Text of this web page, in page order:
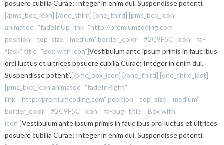
posuere cubilia Curae; Integer in enim dui. Suspendisse potenti.
[/pmc_box_icon] [/one_third] [one_third] [pmc_box_icon
animated=”fadeInUp” link=”http://premiumcoding.com”
position=”top” size=”medium” border_color=”#2C9F5C” icon=”fa-
flask” title=”Box with icon”]Vestibulum ante ipsum primis in fauc ibus
orci luctus et ultrices posuere cubilia Curae; Integer in enim dui.
Suspendisse potenti.[/pmc_box_icon] [/one_third] [one_third_last]
[pmc_box_icon animated=”fadeInRight”
link=”http://premiumcoding.com” position=”top” size=”medium”
border_color=”#2C9F5C” icon=”fa-bug” title=”Box with
icon”]Vestibulum ante ipsum primis in fauc ibus orci luctus et ultrices
posuere cubilia Curae; Integer in enim dui. Suspendisse potenti.